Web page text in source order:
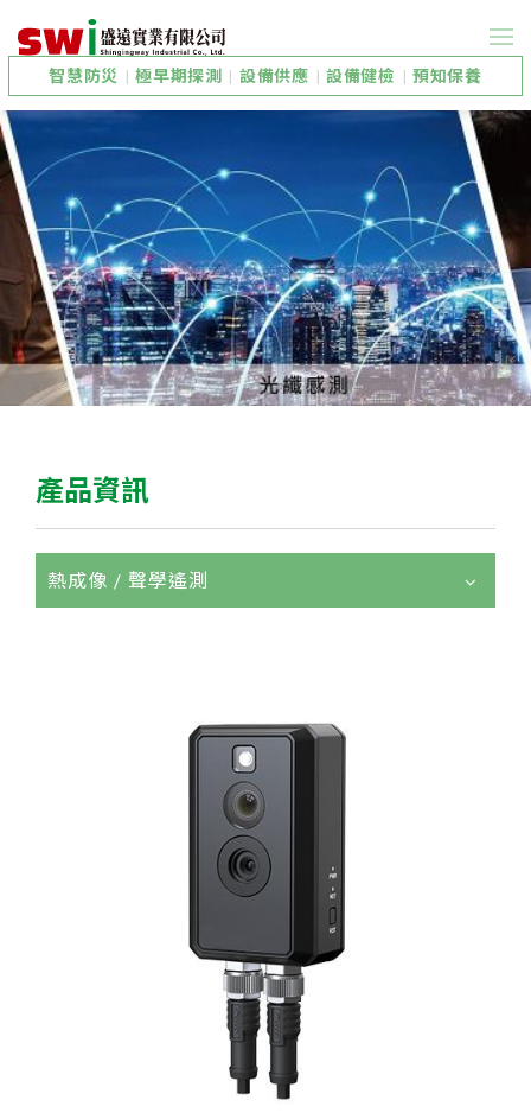
智慧防災 | 極早期探測 | 設備供應 | 設備健檢 | 預知保養
產品資訊
熱成像 / 聲學遙測